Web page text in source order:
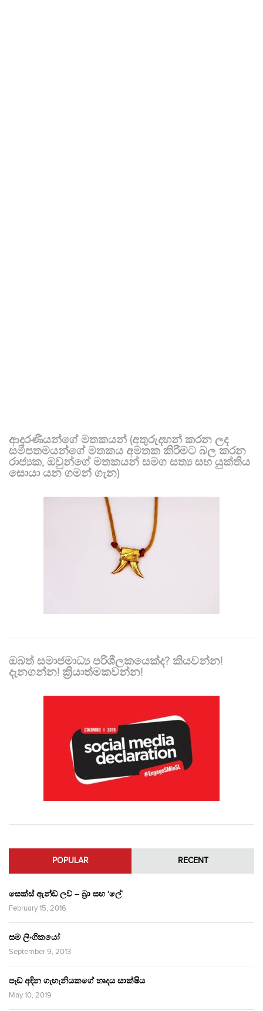
ආදරණීයන්ගේ මතකයන් (අතුරුදහන් කරන ලද
සමීපතමයන්ගේ මතකය අමතක කිරීමට බල කරන
රාජ්‍යක, ඔවුන්ගේ මතකයන් සමග සත්‍ය සහ යුක්තිය
සොයා යන ගමන් ගැන)
ඔබත් සමාජමාධ්‍ය පරිශීලකයෙක්ද? කියවන්න!
දැනගන්න! ක්‍රියාත්මකවන්න!
POPULAR RECENT
සෙක්ස් ඇන්ඩ් ලව් – බ්‍රා සහ ‘ලේ’
February 15, 2016
සම ලිංගිකයෝ
September 9, 2013
පෑඩ් අඳින ගැහැනියකගේ හෘදය සාක්ෂිය
May 10, 2019